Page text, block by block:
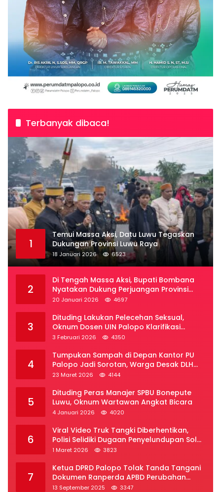
Terbanyak dibaca!
1
Temui Massa Aksi, Datu Luwu Tegaskan
Dukungan Provinsi Luwu Raya
18 Januari 2026 6523
2
Di Tengah Massa Aksi, Bupati Bombana
Nyatakan Dukung Perjuangan Provinsi
Luwu Raya
20 Januari 2026 4697
3
Dituding Lakukan Pelecehan Seksual,
Oknum Dosen UIN Palopo Klarifikasi
Kronologi
3 Februari 2026 4350
4
Tumpukan Sampah di Depan Kantor PU
Palopo Jadi Sorotan, Warga Desak DLH
Segera Bertindak
23 Maret 2026 4144
5
Dituding Peras Manajer SPBU Bonepute
Luwu, Oknum Wartawan Angkat Bicara
4 Januari 2026 4020
6
Viral Video Truk Tangki Diberhentikan,
Polisi Selidiki Dugaan Penyelundupan Solar
Subsidi di Palopo
1 Maret 2026 3823
7
Ketua DPRD Palopo Tolak Tanda Tangani
Dokumen Ranperda APBD Perubahan
2025
13 September 2025 3347